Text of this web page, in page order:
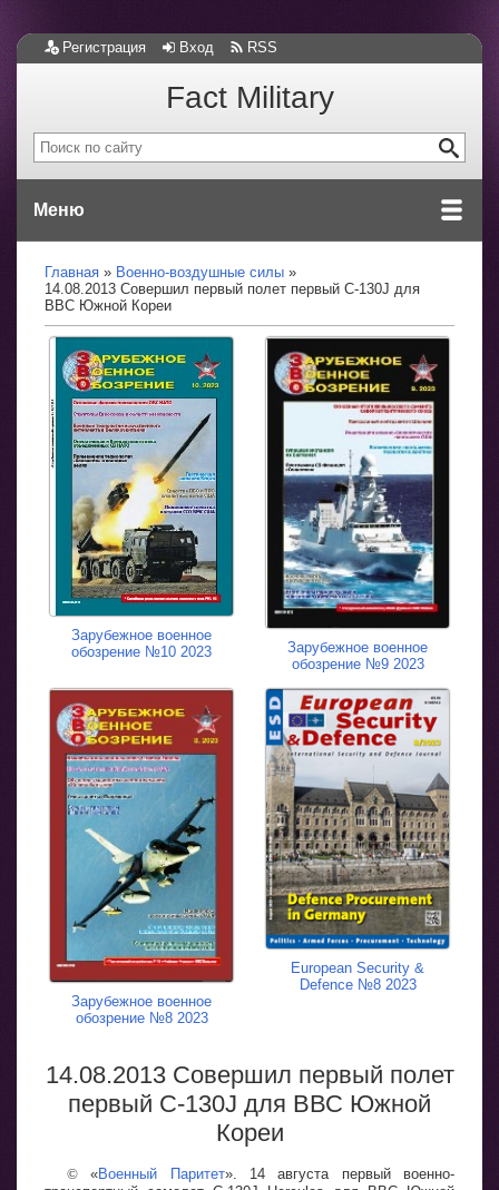
Регистрация Вход RSS
Fact Military
Меню
Главная
Военно-воздушные силы
14.08.2013 Совершил первый полет первый С-130J для
ВВС Южной Кореи
Зарубежное военное
обозрение №10 2023
Зарубежное военное
обозрение №9 2023
Зарубежное военное
обозрение №8 2023
European Security &
Defence №8 2023
14.08.2013 Совершил первый полет
первый С-130J для ВВС Южной
Кореи
© «Военный Паритет». 14 августа первый военно-